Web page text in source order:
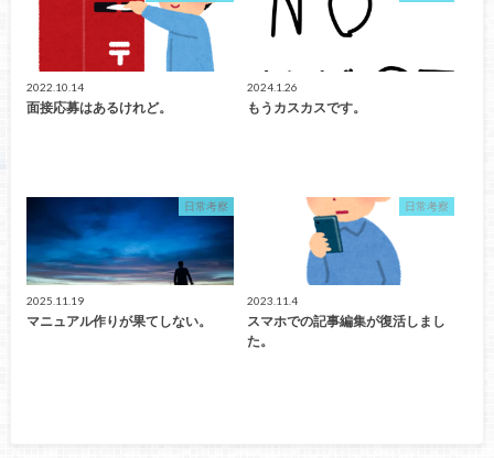
2022.10.14
面接応募はあるけれど。
2024.1.26
もうカスカスです。
日常考察
2025.11.19
マニュアル作りが果てしない。
日常考察
2023.11.4
スマホでの記事編集が復活しまし
た。